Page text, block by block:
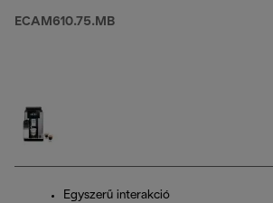
ECAM610.75.MB
Egyszerű interakció